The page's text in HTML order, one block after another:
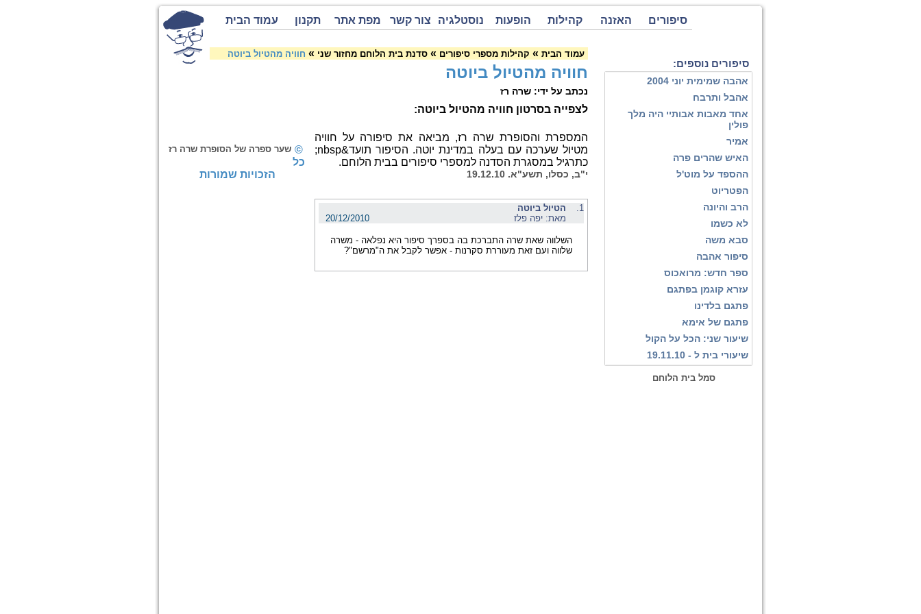
סיפורים האזנה קהילות הופעות נוסטלגיה צור קשר מפת אתר תקנון עמוד הבית
סיפורים נוספים:
אהבה שמימית יוני 2004
אהבל ותרבח
אחד מאבות אבותיי היה מלך
פולין
אמיר
האיש שהרים פרה
ההספד על מוט'ל
הפטריוט
הרב והיונה
לא כשמו
סבא משה
סיפור אהבה
ספר חדש: מרואכוס
עזרא קוגמן בפתגם
פתגם בלדינו
פתגם של אימא
שיעור שני: הכל על הקול
שיעורי בית ל - 19.11.10
סמל בית הלוחם
עמוד הבית » קהילות מספרי סיפורים » סדנת בית הלוחם מחזור שני » חוויה מהטיול ביוטה
חוויה מהטיול ביוטה
נכתב על ידי: שרה רז
לצפייה בסרטון חוויה מהטיול ביוטה:
המספרת והסופרת שרה רז, מביאה את סיפורה על חוויה
מטיול שערכה עם בעלה במדינת יוטה. הסיפור תועד&nbsp;
כתרגיל במסגרת הסדנה למספרי סיפורים בבית הלוחם.
שער ספרה של הסופרת שרה רז ©
כל
הזכויות שמורות
י"ב, כסלו, תשע"א. 19.12.10
1.
הטיול ביוטה
מאת: יפה פלז
20/12/2010
השלווה שאת שרה התברכת בה בספרך סיפור היא נפלאה - משרה
שלווה ועם זאת מעוררת סקרנות - אפשר לקבל את ה"מרשם"?